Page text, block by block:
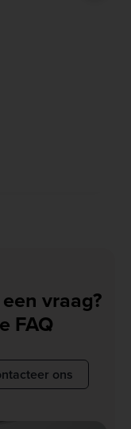
vraag?
FAQ
ons